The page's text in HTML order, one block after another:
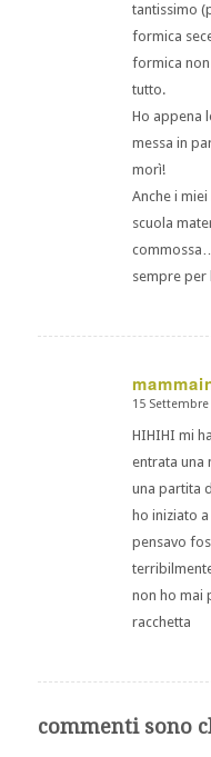
tantissimo
formica
formica non
tutto.
Ho appena
messa in
morì!
Anche i
scuola
sempre
dice:
15
HIHIHI mi
entrata una
una partita
ho iniziato
pensavo
non ho mai
racchetta
commenti sono